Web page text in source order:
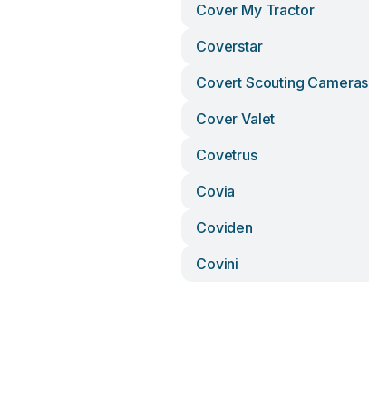
Cover My Tractor
Coverstar
Covert Scouting Cameras
Cover Valet
Covetrus
Covia
Coviden
Covini